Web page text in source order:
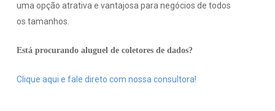
uma opção atrativa e vantajosa para negócios de todos
os tamanhos.
Está procurando aluguel de coletores de dados?
Clique aqui e fale direto com nossa consultora!